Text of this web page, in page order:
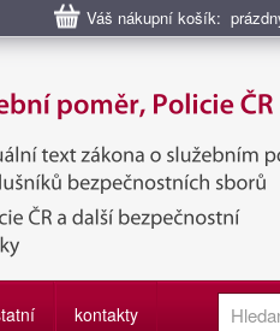
Váš nákupní košík:
Policie ČR, Vězeňská služba,
služby
kontakty